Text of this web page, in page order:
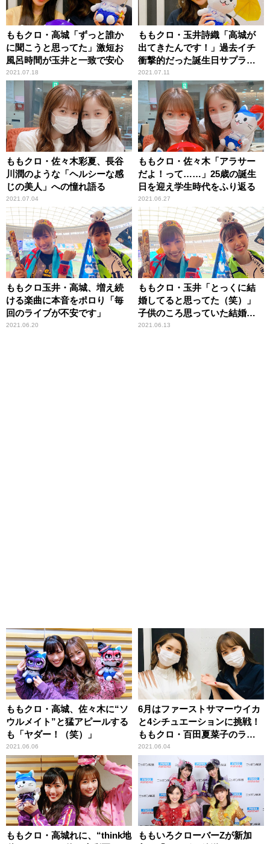
ももクロ・高城「ずっと誰か
に聞こうと思ってた」激短お
風呂時間が玉井と一致で安心
2021.07.18
ももクロ・玉井詩織「高城が
出てきたんです！」過去イチ
衝撃的だった誕生日サプライ
ズを振り返る
2021.07.11
ももクロ・佐々木彩夏、長谷
川潤のような「ヘルシーな感
じの美人」への憧れ語る
2021.07.04
ももクロ・佐々木「アラサー
だよ！って……」25歳の誕生
日を迎え学生時代をふり返る
2021.06.27
ももクロ玉井・高城、増え続
ける楽曲に本音をポロり「毎
回のライブが不安です」
2021.06.20
ももクロ・玉井「とっくに結
婚してると思ってた（笑）」
子供のころ思っていた結婚年
齢は“24歳”
2021.06.13
ももクロ・高城、佐々木に“ソ
ウルメイト”と猛アピールする
も「ヤダー！（笑）」
2021.06.06
6月はファーストサマーウイカ
と4シチュエーションに挑戦！
ももクロ・百田夏菜子のラジ
オドラマのプロジェクト
2021.06.04
ももクロ・高城れに、“think地
ももいろクローバーZが新加